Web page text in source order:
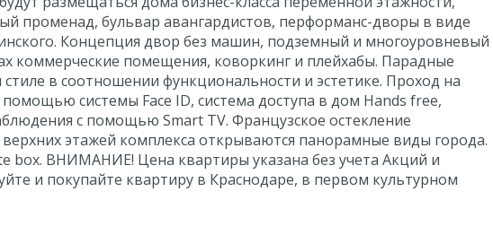
променад, бульвар авангардистов, перформанс-дворы в виде
Концепция двор без машин, подземный и многоуровневый
коммерческие помещения, коворкинг и плейхабы. Парадные
в соотношении функциональности и эстетике. Проход на
системы Face ID, система доступа в дом Hands free,
с помощью Smart TV. Французское остекление
этажей комплекса открываются панорамные виды города.
box. ВНИМАНИЕ! Цена квартиры указана без учета Акций и
и покупайте квартиру в Краснодаре, в первом культурном